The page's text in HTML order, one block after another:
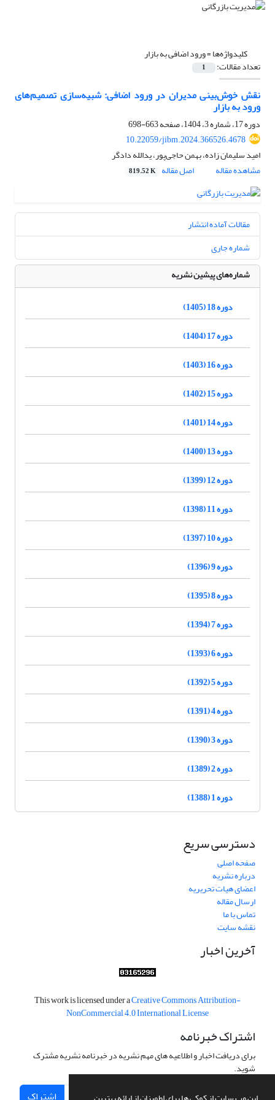
کلیدواژه‌ها =ورود اضافی به بازار
تعداد مقالات: 1
نقش خوش‌‌بینی مدیران در ورود اضافی: شبیه‌سازی تصمیم‌های
ورود به بازار
دوره 17، شماره 3، 1404، صفحه
663-698
10.22059/jibm.2024.366526.4678
امید سلیمان زاده، بهمن حاجی‌پور، یدالله دادگر
مشاهده مقاله
اصل مقاله 819.52 K
مقالات آماده انتشار
شماره جاری
شماره‌های پیشین نشریه
دوره 18 (1405)
دوره 17 (1404)
دوره 16 (1403)
دوره 15 (1402)
دوره 14 (1401)
دوره 13 (1400)
دوره 12 (1399)
دوره 11 (1398)
دوره 10 (1397)
دوره 9 (1396)
دوره 8 (1395)
دوره 7 (1394)
دوره 6 (1393)
دوره 5 (1392)
دوره 4 (1391)
دوره 3 (1390)
دوره 2 (1389)
دوره 1 (1388)
دسترسی سریع
صفحه اصلی
درباره نشریه
اعضای هیات تحریریه
ارسال مقاله
تماس با ما
نقشه سایت
آخرین اخبار
This work is licensed under aCreative Commons Attribution-
NonCommercial 4.0 International License
اشتراک خبرنامه
برای دریافت اخبار و اطلاعیه های مهم نشریه در خبرنامه نشریه مشترک
شوید.